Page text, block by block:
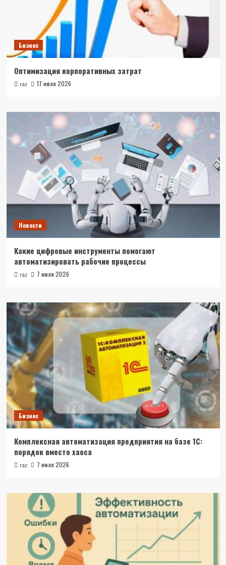
Бизнес
Оптимизация корпоративных затрат
raz 17 июля 2026
Новости
Какие цифровые инструменты помогают
автоматизировать рабочие процессы
raz 7 июля 2026
Бизнес
Комплексная автоматизация предприятия на базе 1С:
порядок вместо хаоса
raz 7 июля 2026